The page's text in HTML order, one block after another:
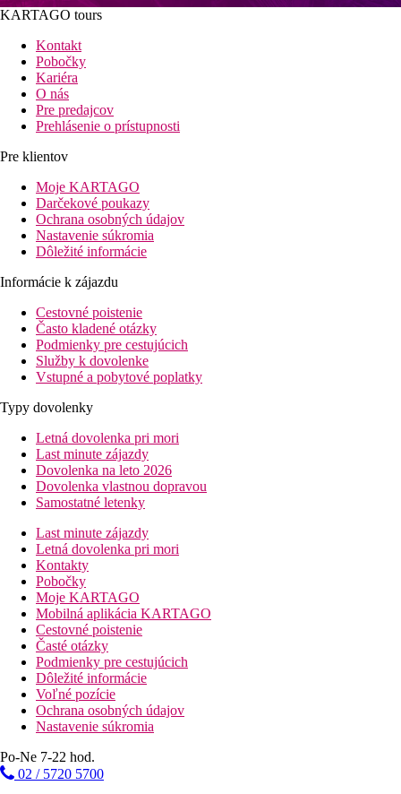
KARTAGO tours
Kontakt
Pobočky
Kariéra
O nás
Pre predajcov
Prehlásenie o prístupnosti
Pre klientov
Moje KARTAGO
Darčekové poukazy
Ochrana osobných údajov
Nastavenie súkromia
Dôležité informácie
Informácie k zájazdu
Cestovné poistenie
Často kladené otázky
Podmienky pre cestujúcich
Služby k dovolenke
Vstupné a pobytové poplatky
Typy dovolenky
Letná dovolenka pri mori
Last minute zájazdy
Dovolenka na leto 2026
Dovolenka vlastnou dopravou
Samostatné letenky
Last minute zájazdy
Letná dovolenka pri mori
Kontakty
Pobočky
Moje KARTAGO
Mobilná aplikácia KARTAGO
Cestovné poistenie
Časté otázky
Podmienky pre cestujúcich
Dôležité informácie
Voľné pozície
Ochrana osobných údajov
Nastavenie súkromia
Po-Ne 7-22 hod.
02 / 5720 5700